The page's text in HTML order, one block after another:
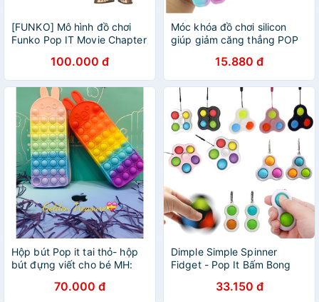
[FUNKO] Mô hình đồ chơi
Funko Pop IT Movie Chapter
Vinyl Figure 777 782 chính
hãng
100.000 đ
Móc khóa đồ chơi silicon
giúp giảm căng thẳng POP
15.880 đ
Hộp bút Pop it tai thỏ- hộp
bút đựng viết cho bé MH:
70.000 đ
Dimple Simple Spinner
Fidget - Pop It Bấm Bong
33.150 đ